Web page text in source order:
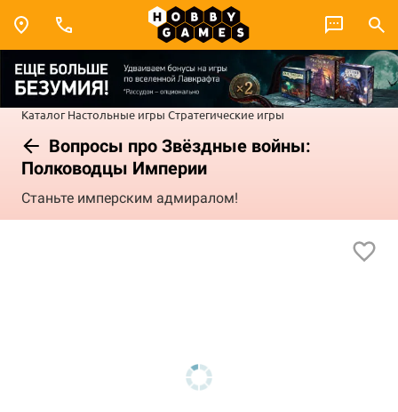
Каталог Настольные игры Стратегические игры
Вопросы про Звёздные войны:
Полководцы Империи
Станьте имперским адмиралом!